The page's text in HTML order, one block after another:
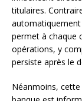
titulaires.
permet à chaque
opérations, y
persiste après le
Néanmoins,